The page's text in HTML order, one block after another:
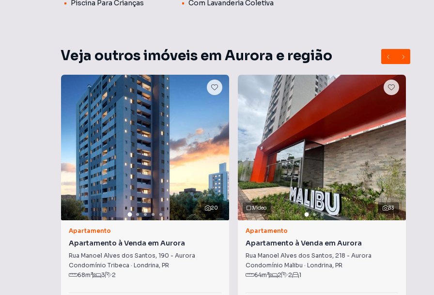
Piscina Para Crianças Com Lavanderia Coletiva
Veja outros imóveis em Aurora e região
20
Apartamento
Apartamento à Venda em Aurora
Rua Manoel Alves dos Santos, 190 - Aurora
Condomínio Tribeca · Londrina, PR
68m² 3 2
33
Vídeo
Apartamento
Apartamento à Venda em Aurora
Rua Manoel Alves dos Santos, 218 - Aurora
Condomínio Malibu · Londrina, PR
64m² 2 2 1